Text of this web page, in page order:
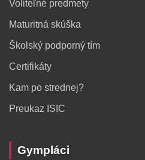
Voliteľné predmety
Maturitná skúška
Školský podporný tím
Certifikáty
Kam po strednej?
Preukaz ISIC
Gympláci